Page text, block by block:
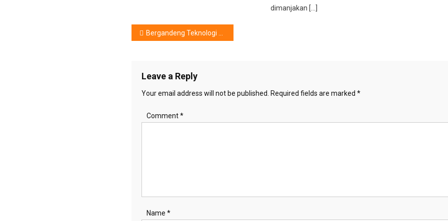
dimanjakan […]
Post
Bergandeng Teknologi AI Sound,Layaknya menonton di bioskop
Leave a Reply
Your email address will not be published. Required fields are marked *
Comment*
Name *